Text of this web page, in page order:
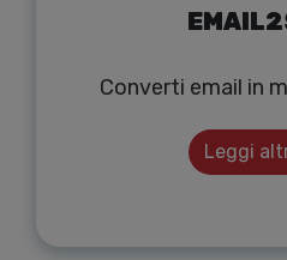
Converti email in
Leggi